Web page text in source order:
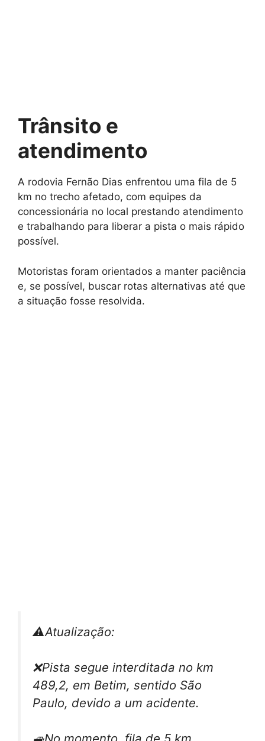
Trânsito e
atendimento
A rodovia Fernão Dias enfrentou uma fila de 5
km no trecho afetado, com equipes da
concessionária no local prestando atendimento
e trabalhando para liberar a pista o mais rápido
possível.
Motoristas foram orientados a manter paciência
e, se possível, buscar rotas alternativas até que
a situação fosse resolvida.
⚠️Atualização:
❌Pista segue interditada no km
489,2, em Betim, sentido São
Paulo, devido a um acidente.